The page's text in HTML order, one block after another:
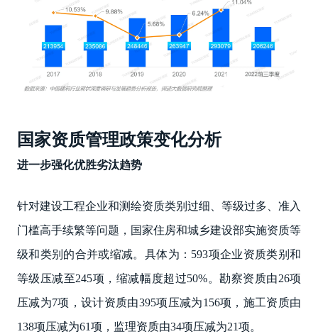
国家资质管理政策变化分析
进一步强化优胜劣汰趋势
针对建设工程企业和测绘资质类别过细、等级过多、准入
门槛高手续繁等问题，国家住房和城乡建设部实施资质等
级和类别的合并或缩减。具体为：593项企业资质类别和
等级压减至245项，缩减幅度超过50%。勘察资质由26项
压减为7项，设计资质由395项压减为156项，施工资质由
138项压减为61项，监理资质由34项压减为21项。